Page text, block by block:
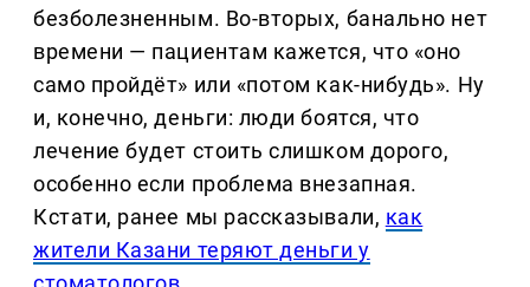
безболезненным. Во-вторых, банально нет
времени — пациентам кажется, что «оно
само пройдёт» или «потом как-нибудь». Ну
и, конечно, деньги: люди боятся, что
лечение будет стоить слишком дорого,
особенно если проблема внезапная.
Кстати, ранее мы рассказывали, как
жители Казани теряют деньги у